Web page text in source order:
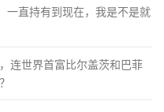
一直持有到现在，我是不是就
连世界首富比尔盖茨和巴菲